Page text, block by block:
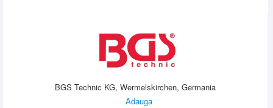
BGS Technic KG, Wermelskirchen, Germania
Adauga